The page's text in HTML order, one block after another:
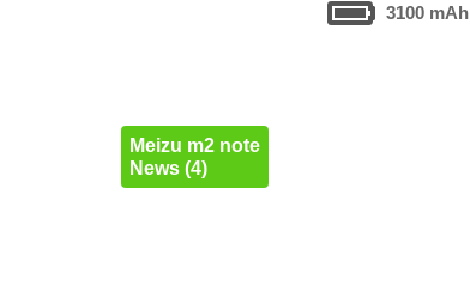
3100 mAh
Meizu m2 note
News (4)